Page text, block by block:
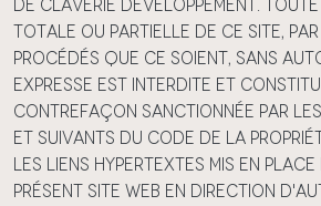
de Claverie Développement.
totale ou partielle de ce site,
procédés que ce soient, sans
expresse est interdite et
contrefaçon sanctionnée par
et suivants du Code de la
Les liens hypertextes mis en
présent site web en direction